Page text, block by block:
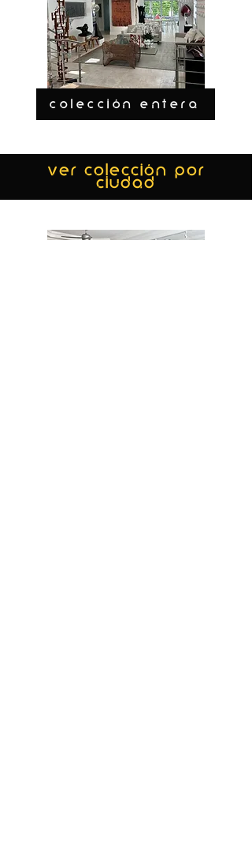
COLECCIÓN ENTERA
ver colección por
ciudad